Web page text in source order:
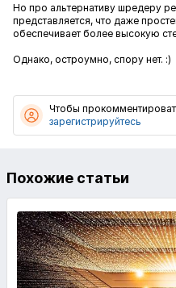
Но про альтернативу шредеру
представляется, что даже
обеспечивает более высокую
Однако, остроумно, спору нет. :)
Чтобы
зарегистрируйтесь
Похожие статьи